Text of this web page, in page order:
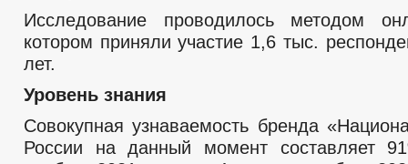
Исследование проводилось методом
котором приняли участие 1,6 тыс.
лет.
Уровень знания
Совокупная узнаваемость бренда
России на данный момент составляет